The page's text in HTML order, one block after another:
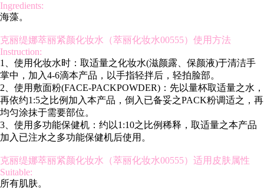
Ingredients:
海藻。
克丽缇娜萃丽紧颜化妆水（萃丽化妆水00555）使用方法
Instruction:
1、使用化妆水时：取适量之化妆水(滋颜露、保颜液)于清洁手
掌中，加入4-6滴本产品，以手指轻拌后，轻拍脸部。
2、使用敷面粉(FACE-PACKPOWDER)：先以量杯取适量之水，
再依约1:5之比例加入本产品，倒入已备妥之PACK粉调适之，再
均匀涂抹于需要部位。
3、使用多功能保健机：约以1:10之比例稀释，取适量之本产品
加入已注水之多功能保健机后使用。
克丽缇娜萃丽紧颜化妆水（萃丽化妆水00555）适用皮肤属性
Suitable:
所有肌肤。